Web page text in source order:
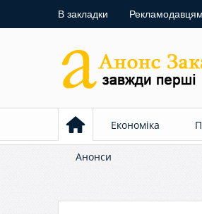
В закладки Рекламодавцям
Економіка
Анонси